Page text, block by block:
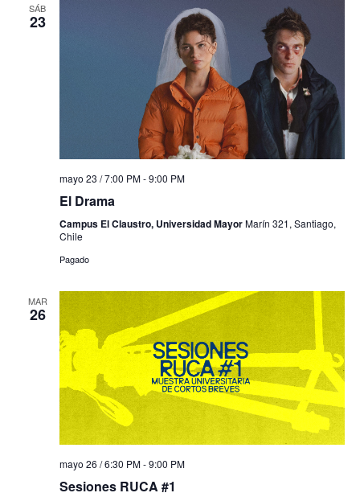
SÁB
23
mayo 23 / 7:00 PM-9:00 PM
El Drama
Campus El Claustro, Universidad MayorMarín 321, Santiago,
Chile
Pagado
MAR
26
mayo 26 / 6:30 PM-9:00 PM
Sesiones RUCA #1